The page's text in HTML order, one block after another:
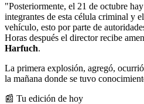
"Posteriormente, el 21 de octubre
integrantes de esta célula criminal y
vehículo, esto por parte de
Horas después el director recibe
Harfuch.
La primera explosión, agregó,
la mañana donde se tuvo
📰 Tu edición de hoy